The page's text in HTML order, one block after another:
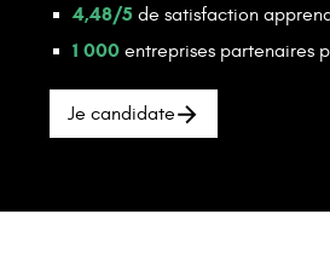
4,48/5 de satisfaction
1 000 entreprises partenaires
Je candidate